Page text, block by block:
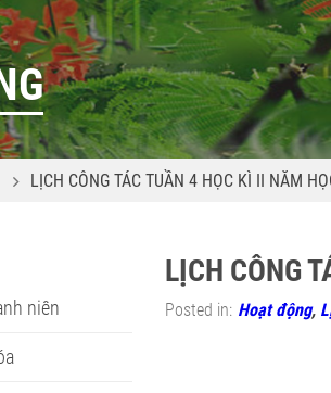
LỊCH CÔNG TÁC TUẦN 4 HỌC KÌ II NĂM
niên
LỊCH CÔNG
Posted in: Hoạt động,